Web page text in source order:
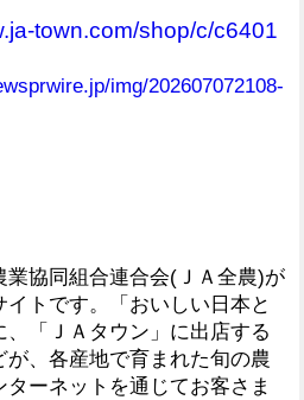
town.com/shop/c/c6401
img/202607072108-
協同組合連合会(ＪＡ全農)が
トです。「おいしい日本と
「ＪＡタウン」に出店する
、各産地で育まれた旬の農
ーネットを通じてお客さま